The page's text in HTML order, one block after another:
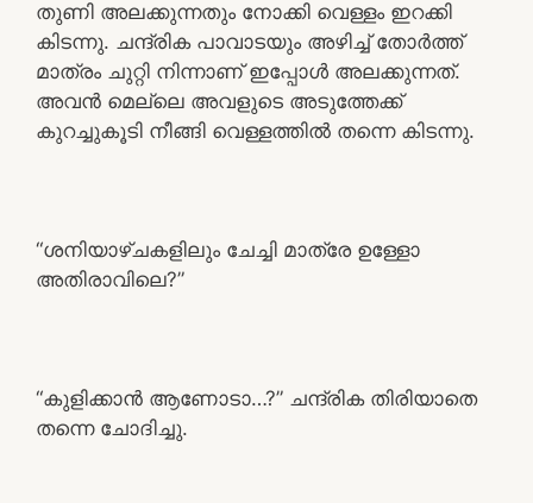
തുണി അലക്കുന്നതും നോക്കി വെള്ളം ഇറക്കി
കിടന്നു. ചന്ദ്രിക പാവാടയും അഴിച്ച് തോർത്ത്
മാത്രം ചുറ്റി നിന്നാണ് ഇപ്പോൾ അലക്കുന്നത്.
അവൻ മെല്ലെ അവളുടെ അടുത്തേക്ക്
കുറച്ചുകൂടി നീങ്ങി വെള്ളത്തിൽ തന്നെ കിടന്നു.
“ശനിയാഴ്ചകളിലും ചേച്ചി മാത്രേ ഉള്ളോ
അതിരാവിലെ?”
“കുളിക്കാൻ ആണോടാ…?” ചന്ദ്രിക തിരിയാതെ
തന്നെ ചോദിച്ചു.